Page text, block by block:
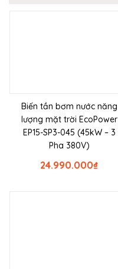
Biến tần bơm nước năng
lượng mặt trời EcoPower
EP15-SP3-045 (45kW – 3
Pha 380V)
₫
24.990.000